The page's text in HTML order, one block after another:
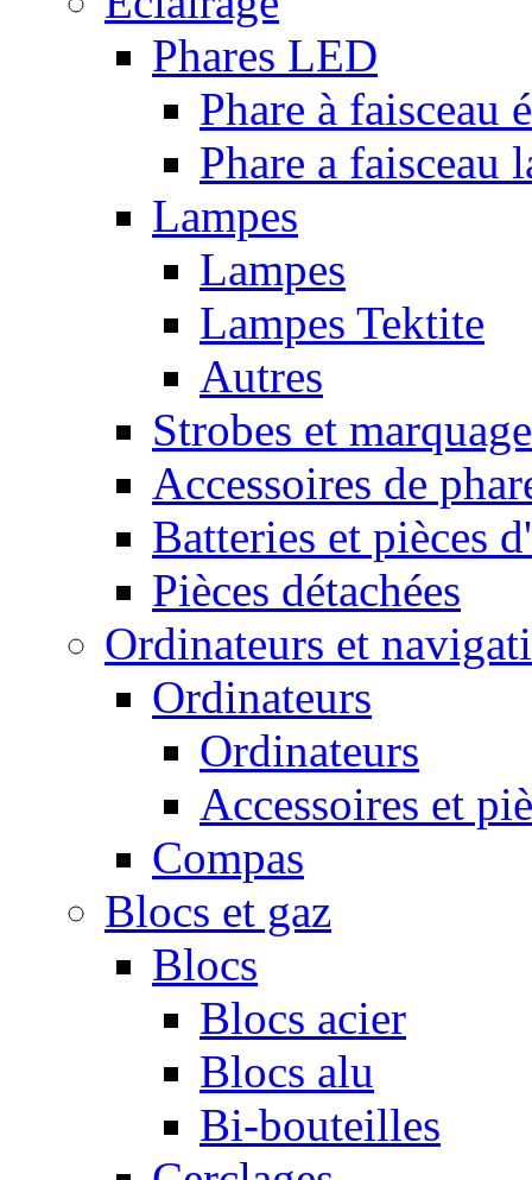
Phares LED
Phare à faisceau
Phare a faisceau
Lampes
Lampes
Lampes Tektite
Autres
Strobes et
Accessoires de
Batteries et pièces
Pièces détachées
Ordinateurs et
Ordinateurs
Ordinateurs
Accessoires et
Compas
Blocs et gaz
Blocs
Blocs acier
Blocs alu
Bi-bouteilles